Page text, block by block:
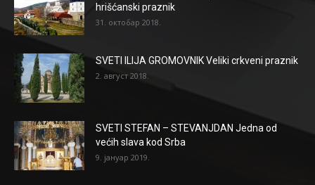
hrišćanski praznik
31. октобар 2018.
SVETI ILIJA GROMOVNIK Veliki crkveni praznik
2. август 2018.
SVETI STEFAN – STEVANJDAN Jedna od
većih slava kod Srba
9. јануар 2019.